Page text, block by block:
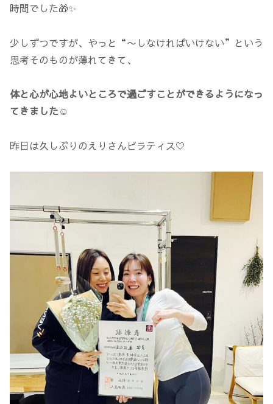
時間でした🎁✨
少しずつですが、やっと“〜しなければいけない”という
思考そのものが薄れてきて、
体と心が心地よいところで過ごすことができるようになっ
てきました☺️
昨日は久しぶりのえりさんピラティス🤍